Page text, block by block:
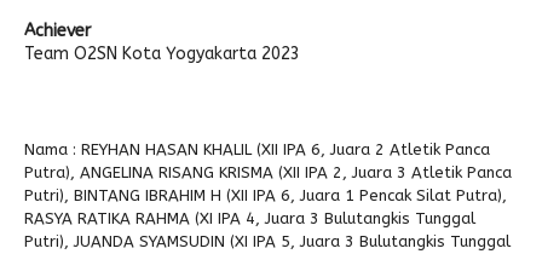
Link Referensi
Achiever
Team O2SN Kota Yogyakarta 2023
Nama : REYHAN HASAN KHALIL (XII IPA 6, Juara 2 Atletik Panca
Putra), ANGELINA RISANG KRISMA (XII IPA 2, Juara 3 Atletik Panca
Putri), BINTANG IBRAHIM H (XII IPA 6, Juara 1 Pencak Silat Putra),
RASYA RATIKA RAHMA (XI IPA 4, Juara 3 Bulutangkis Tunggal
Putri), JUANDA SYAMSUDIN (XI IPA 5, Juara 3 Bulutangkis Tunggal